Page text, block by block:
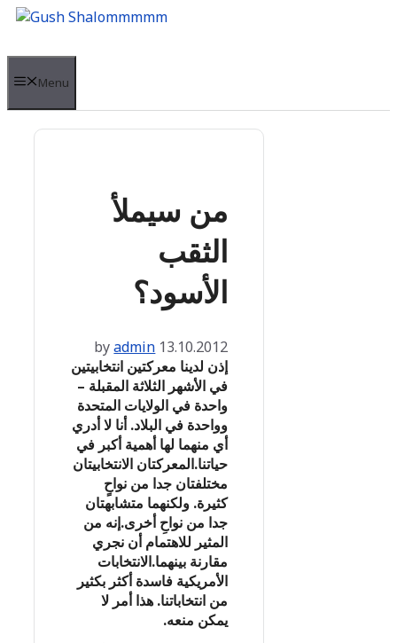
Skip
content
Menu
من سيملأ
الثقب
الأسود؟
13.10.2012
byadmin
إذن لدينا معركتين انتخابيتين
في الأشهر الثلاثة المقبلة –
واحدة في الولايات المتحدة
وواحدة في البلاد. أنا لا أدري
أي منهما لها أهمية أكبر في
حياتنا.المعركتان الانتخابيتان
مختلفتان جدا من نواحٍ
كثيرة. ولكنهما متشابهتان
جدا من نواحِ أخرى.إنه من
المثير للاهتمام أن نجري
مقارنة بينهما.الانتخابات
الأمريكية فاسدة أكثر بكثير
من انتخاباتنا. هذا أمر لا
يمكن منعه.